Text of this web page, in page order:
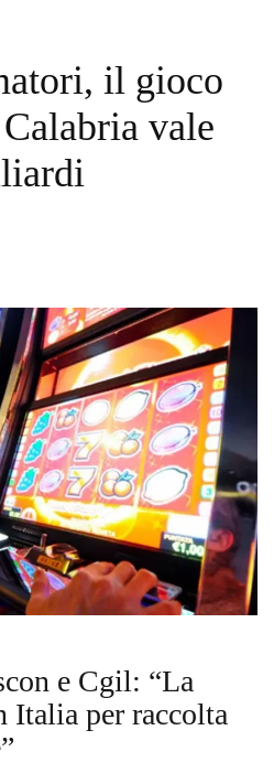
il gioco
vale
e Cgil: “La
Italia per raccolta